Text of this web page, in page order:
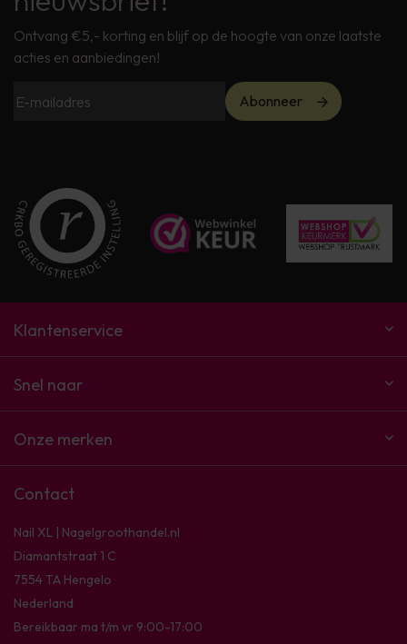
Ontvang €5,- korting en blijf op de hoogte van onze laatste
acties en aanbiedingen!
Abonneer
Klantenservice
Snel naar
Onze merken
Contact
Nail XL | Nagelgroothandel.nl
Diamantstraat 1 C
7554 TA Hengelo
Nederland
Bereikbaar ma t/m vr 9:00-17:00